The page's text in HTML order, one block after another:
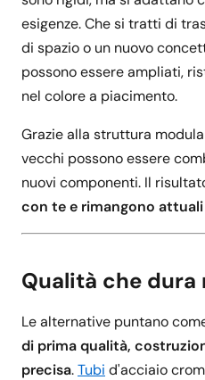
esigenze. Che si tratti di
di spazio o un nuovo
possono essere ampliati,
nel colore a piacimento.
Grazie alla struttura
vecchi possono essere
nuovi componenti. Il
con te e rimangono
Qualità che dura
Le alternative puntano
di prima qualità,
precisa.Tubi d'acciaio